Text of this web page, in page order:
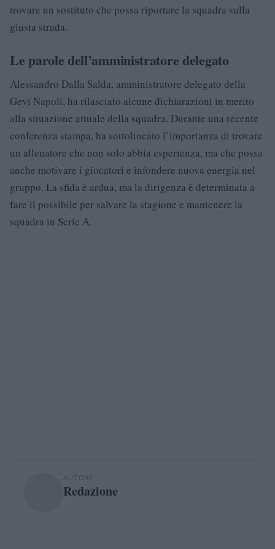
trovare un sostituto che possa riportare la squadra sulla
giusta strada.
Le parole dell’amministratore delegato
Alessandro Dalla Salda, amministratore delegato della
Gevi Napoli, ha rilasciato alcune dichiarazioni in merito
alla situazione attuale della squadra. Durante una recente
conferenza stampa, ha sottolineato l’importanza di trovare
un allenatore che non solo abbia esperienza, ma che possa
anche motivare i giocatori e infondere nuova energia nel
gruppo. La sfida è ardua, ma la dirigenza è determinata a
fare il possibile per salvare la stagione e mantenere la
squadra in Serie A.
AUTORE
Redazione